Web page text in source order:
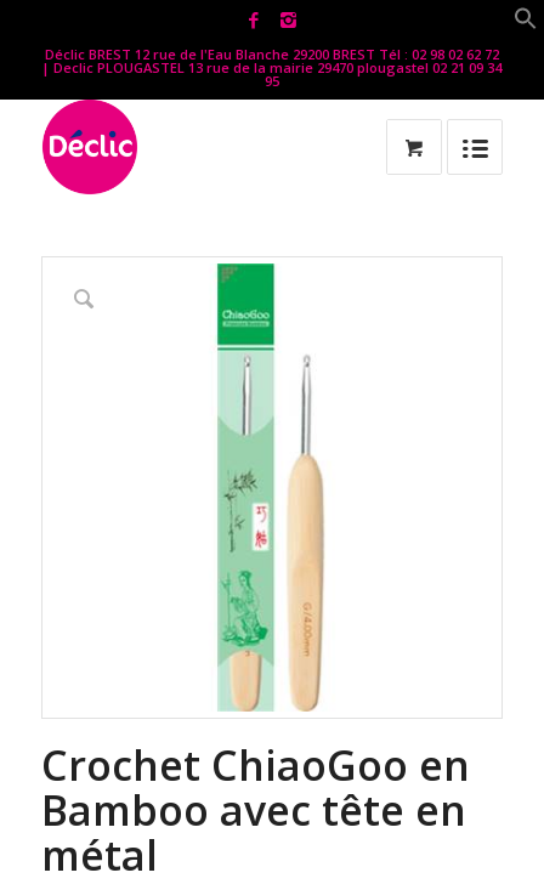
Déclic BREST 12 rue de l'Eau Blanche 29200 BREST Tél : 02 98 02 62 72
| Declic PLOUGASTEL 13 rue de la mairie 29470 plougastel 02 21 09 34
95
Crochet ChiaoGoo en
Bamboo avec tête en
métal